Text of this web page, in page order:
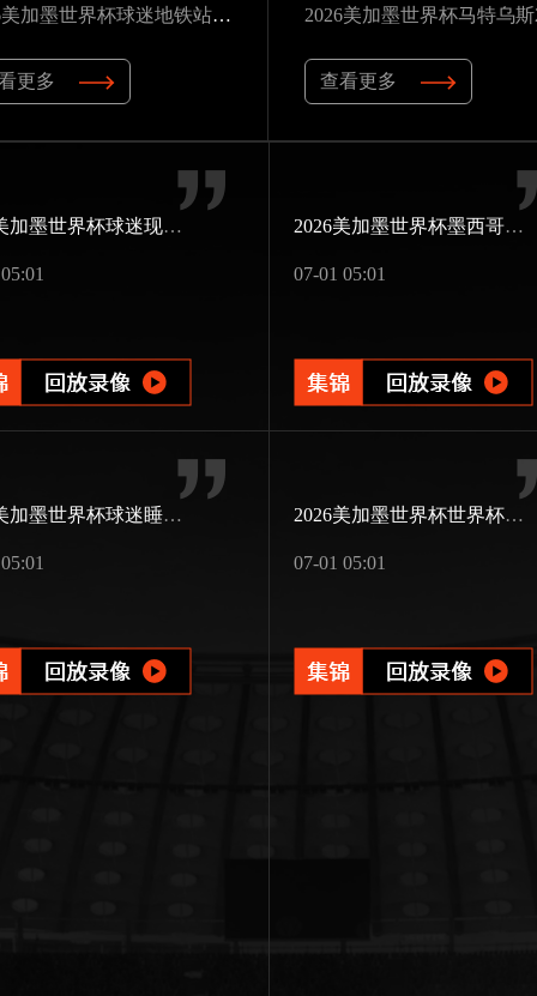
2026美加墨世界杯球迷地铁站观赛
更多 查看更多
2026美加墨世界杯球迷现场婚礼 2026美加墨世界杯墨西哥第三次办赛
07-01 05:01
2026美加墨世界杯球迷睡过头 2026美加墨世界杯世界杯版图扩展
07-01 05:01